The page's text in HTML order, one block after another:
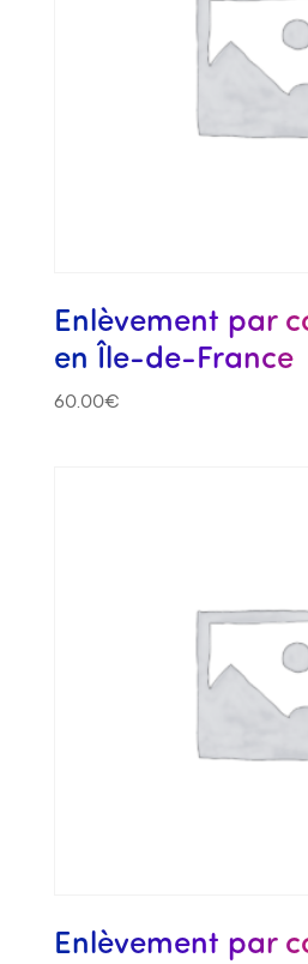
Enlèvement par
en Île-de-France
60.00€
Enlèvement par